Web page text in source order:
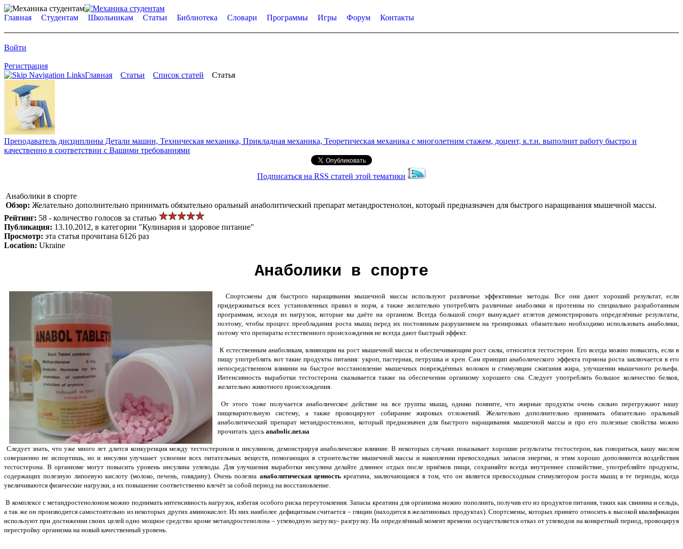
Главная Студентам Школьникам Статьи Библиотека Словари Программы Игры Форум Контакты
Войти
Регистрация
Главная
Статьи Список статей Статья
Преподаватель дисциплины Детали машин, Техническая механика, Прикладная механика, Теоретическая механика с многолетним стажем, доцент, к.т.н. выполнит работу быстро и
качественно в соответствии с Вашими требованиями
Подписаться на RSS статей этой тематики
Анаболики в спорте
Обзор: Желательно дополнительно принимать обязательно оральный анаболитический препарат метандростенолон, который предназначен для быстрого наращивания мышечной массы.
Рейтинг: 58 - количество голосов за статью
Публикация: 13.10.2012, в категории "Кулинария и здоровое питание"
Просмотр: эта статья прочитана 6126 раз
Location: Ukraine
Анаболики в спорте
Спортсмены для быстрого наращивания мышечной массы используют различные эффективные методы. Все они дают хороший результат, если
придерживаться всех установленных правил и норм, а также желательно употреблять различные анаболики и протеины по специально разработанным
программам, исходя из нагрузок, которые вы даёте на организм. Всегда большой спорт вынуждает атлетов демонстрировать определённые результаты,
поэтому, чтобы процесс преобладания роста мышц перед их постоянным разрушением на тренировках обязательно необходимо использовать анаболики,
потому что препараты естественного происхождения не всегда дают быстрый эффект.
К естественным анаболикам, влияющим на рост мышечной массы и обеспечивающим рост силы, относится тестостерон. Его всегда можно повысить, если в
пищу употреблять вот такие продукты питания: укроп, пастернак, петрушка и хрен. Сам принцип анаболического эффекта гормона роста заключается в его
непосредственном влиянии на быстрое восстановление мышечных повреждённых волокон и стимуляции сжигания жира, улучшении мышечного рельефа.
Интенсивность выработки тестостерона сказывается также на обеспечении организму хорошего сна. Следует употреблять большое количество белков,
желательно животного происхождения.
От этого тоже получается анаболическое действие на все группы мышц, однако помните, что жирные продукты очень сильно перегружают нашу
пищеварительную систему, а также провоцируют собирание жировых отложений. Желательно дополнительно принимать обязательно оральный
анаболитический препарат метандростенолон, который предназначен для быстрого наращивания мышечной массы и про его полезные свойства можно
прочитать здесь anabolic.net.ua
Следует знать, что уже много лет длится конкуренция между тестостероном и инсулином, демонстрируя анаболическое влияние. В некоторых случаях показывает хорошие результаты тестостерон, как говориться, кашу маслом
совершенно не испортишь, но и инсулин улучшает усвоение всех питательных веществ, помогающих в строительстве мышечной массы и накоплении превосходных запасов энергии, и этим хорошо дополняются воздействия
тестостерона. В организме могут повысить уровень инсулина углеводы. Для улучшения выработки инсулина делайте длиннее отдых после приёмов пищи, сохраняйте всегда внутреннее спокойствие, употребляйте продукты,
содержащих полезную липоевую кислоту (молоко, печень, говядину). Очень полезна анаболитическая ценностькреатина, заключающаяся в том, что он является превосходным стимулятором роста мышц в те периоды, когда
увеличиваются физические нагрузки, а их повышение соответственно влечёт за собой период на восстановление.
В комплексе с метандростенолоном можно поднимать интенсивность нагрузок, избегая особого риска переутомления. Запасы креатина для организма можно пополнить, получив его из продуктов питания, таких как свинина и сельдь,
а так же он производится самостоятельно из некоторых других аминокислот. Из них наиболее дефицитным считается – глицин (находится в желатиновых продуктах). Спортсмены, которых принято относить к высокой квалификации
используют при достижении своих целей одно мощное средство кроме метандростенолона – углеводную загрузку- разгрузку. На определённый момент времени осуществляется отказ от углеводов на конкретный период, провоцируя
перестройку организма на новый качественный уровень.